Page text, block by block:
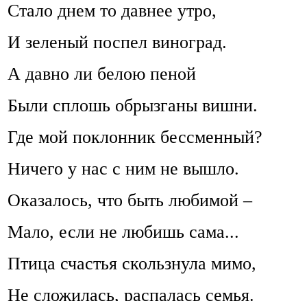
Стало днем то давнее утро,
И зеленый поспел виноград.
А давно ли белою пеной
Были сплошь обрызганы вишни.
Где мой поклонник бессменный?
Ничего у нас с ним не вышло.
Оказалось, что быть любимой –
Мало, если не любишь сама...
Птица счастья скользнула мимо,
Не сложилась, распалась семья.